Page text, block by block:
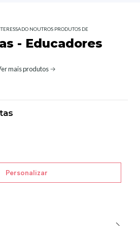
NOUTROS PRODUTOS DE
- Educadores
mais produtos
Personalizar